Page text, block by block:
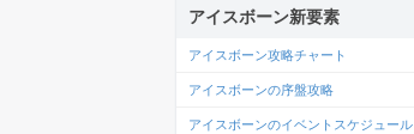
アイスボーン新要素
アイスボーン攻略チャート
アイスボーンの序盤攻略
アイスボーンのイベントスケジュール